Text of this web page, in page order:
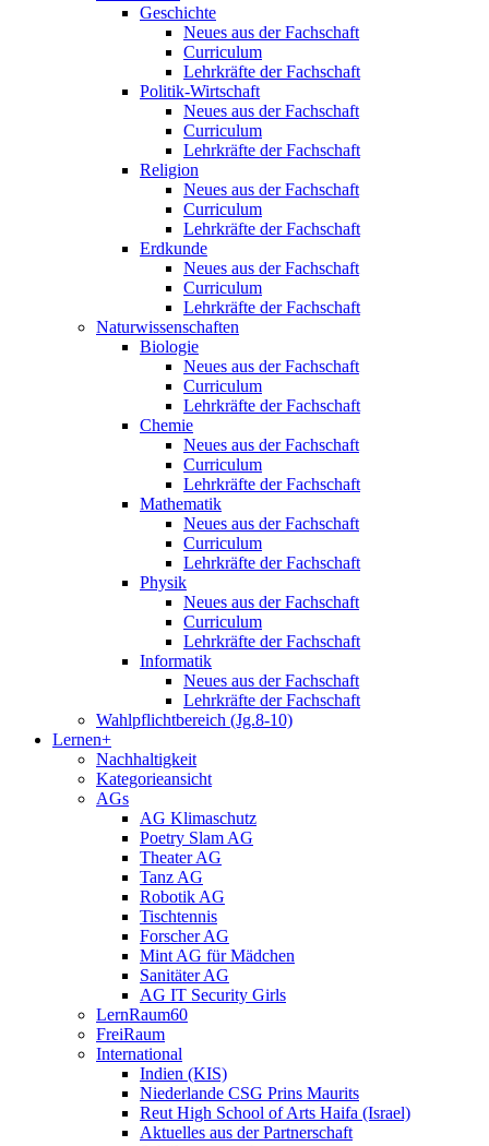
Geschichte
Neues aus der Fachschaft
Curriculum
Lehrkräfte der Fachschaft
Politik-Wirtschaft
Neues aus der Fachschaft
Curriculum
Lehrkräfte der Fachschaft
Religion
Neues aus der Fachschaft
Curriculum
Lehrkräfte der Fachschaft
Erdkunde
Neues aus der Fachschaft
Curriculum
Lehrkräfte der Fachschaft
Naturwissenschaften
Biologie
Neues aus der Fachschaft
Curriculum
Lehrkräfte der Fachschaft
Chemie
Neues aus der Fachschaft
Curriculum
Lehrkräfte der Fachschaft
Mathematik
Neues aus der Fachschaft
Curriculum
Lehrkräfte der Fachschaft
Physik
Neues aus der Fachschaft
Curriculum
Lehrkräfte der Fachschaft
Informatik
Neues aus der Fachschaft
Lehrkräfte der Fachschaft
Wahlpflichtbereich (Jg.8-10)
Lernen+
Nachhaltigkeit
Kategorieansicht
AGs
AG Klimaschutz
Poetry Slam AG
Theater AG
Tanz AG
Robotik AG
Tischtennis
Forscher AG
Mint AG für Mädchen
Sanitäter AG
AG IT Security Girls
LernRaum60
FreiRaum
International
Indien (KIS)
Niederlande CSG Prins Maurits
Reut High School of Arts Haifa (Israel)
Aktuelles aus der Partnerschaft